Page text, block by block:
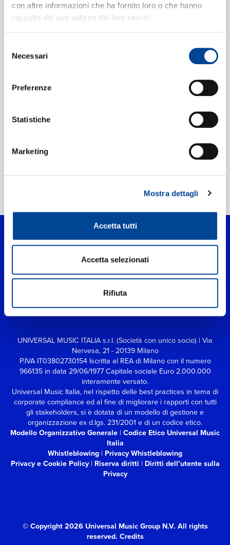
con altre informazioni che ha fornito loro o che hanno
raccolto dal suo utilizzo dei loro servizi.
delNecessari
Preferenze
Statistiche
Marketing
Mostra dettagli
Accetta tutti
Accetta selezionati
Rifiuta
Data di pubblicazione:
Por Su Amor
UNIVERSAL MUSIC ITALIA s.r.l. (Società con unico socio) | Via
Nervesa, 21 - 20139 Milano
P.IVA IT03802730154 Iscritta al REA di Milano con il numero
966135 in data 29/06/1977 Capitale sociale Euro 2.000.000
interamente versato.
Universal Music Italia, nel rispetto delle best practices in tema di
corporate compliance ed al fine di migliorare i rapporti con tutti
gli stakeholders, si è dotata di un modello di gestione e
organizzazione ex d.lgs. 231/2001 e di un codice etico.
Modello Organizzativo Generale | Codice Etico Universal Music
Italia
Whistleblowing | Privacy Whistleblowing
Privacy e Cookie Policy| Riserva diritti | Diritti dell’utente sulla
Privacy
© Copyright 2026 Universal Music Group N.V. All rights
reserved. Credits
NEWSLETTER